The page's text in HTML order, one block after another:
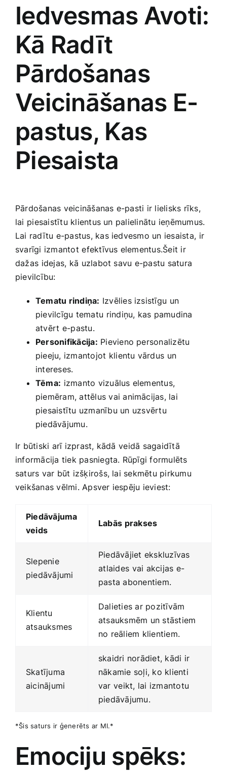
Iedvesmas‍ Avoti:
Kā​ Radīt
Pārdošanas
Veicināšanas E-
pastus, Kas
Piesaista
Pārdošanas veicināšanas e-pasti ir lielisks rīks,
lai⁤ piesaistītu klientus un palielinātu ieņēmumus.​
Lai radītu e-pastus, kas ‌iedvesmo un iesaista,⁢ ir
svarīgi izmantot⁤ efektīvus elementus.Šeit ir
‍dažas⁢ idejas, kā⁤ uzlabot savu e-pastu satura
‍pievilcību:
Tematu‌ rindiņa: Izvēlies izsistīgu⁢ un
pievilcīgu tematu⁤ rindiņu, kas pamudina
atvērt ⁤e-pastu.
Personifikācija: Pievieno personalizētu⁢
pieeju, izmantojot⁤ klientu vārdus⁤ un
intereses.
Tēma: ⁣izmanto vizuālus elementus,⁢
piemēram, attēlus vai animācijas, lai​
piesaistītu uzmanību un⁤ uzsvērtu
piedāvājumu.
Ir būtiski arī izprast, kādā⁤ veidā sagaidītā‍
informācija ​tiek pasniegta. Rūpīgi formulēts
saturs var būt izšķirošs, lai sekmētu pirkumu
veikšanas vēlmi. Apsver iespēju ieviest:
Piedāvājuma
veids
Labās⁤ prakses
Slepenie
piedāvājumi
Piedāvājiet ekskluzīvas
⁢atlaides ⁤vai akcijas e-
pasta abonentiem.
Klientu
atsauksmes
Dalieties ar pozitīvām
atsauksmēm un stāstiem⁢
no reāliem klientiem.
Skatījuma
aicinājumi
skaidri norādiet, kādi ir
nākamie ‌soļi,​ ko klienti
var⁢ veikt, lai izmantotu
piedāvājumu.
*Šis saturs ir ģenerēts ⁤ar MI.*
Emociju spēks: